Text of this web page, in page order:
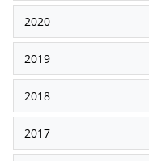
2020
2019
2018
2017